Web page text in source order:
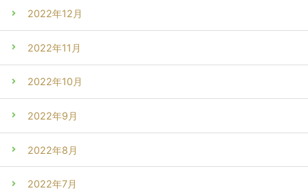
2022年12月
2022年11月
2022年10月
2022年9月
2022年8月
2022年7月